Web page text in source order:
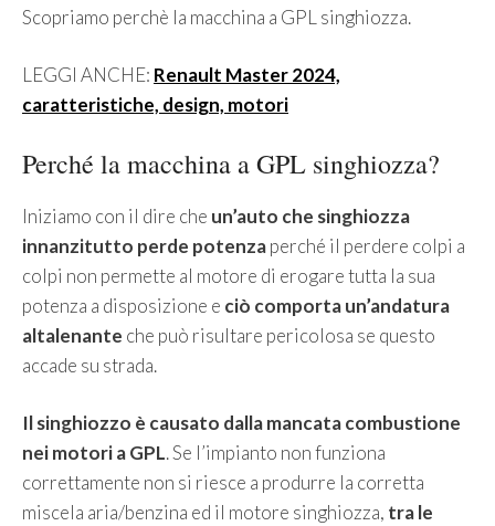
Scopriamo perchè la macchina a GPL singhiozza.
LEGGI ANCHE: Renault Master 2024,
caratteristiche, design, motori
Perché la macchina a GPL singhiozza?
Iniziamo con il dire che un’auto che singhiozza
innanzitutto perde potenzaperché il perdere colpi a
colpi non permette al motore di erogare tutta la sua
potenza a disposizione e ciò comporta un’andatura
altalenante che può risultare pericolosa se questo
accade su strada.
Il singhiozzo è causato dalla mancata combustione
nei motori a GPL. Se l’impianto non funziona
correttamente non si riesce a produrre la corretta
miscela aria/benzina ed il motore singhiozza, tra le